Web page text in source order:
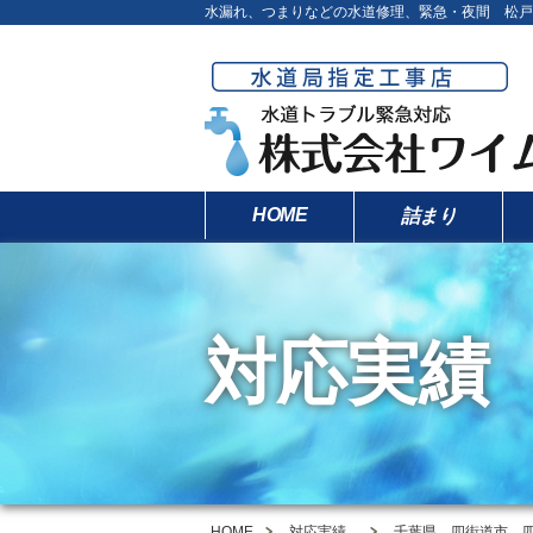
水漏れ、つまりなどの水道修理、緊急・夜間 松
HOME 詰まり
対応実績